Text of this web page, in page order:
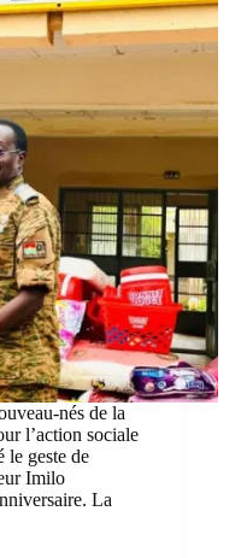
nés de la
l’action sociale
le geste de
Imilo
La